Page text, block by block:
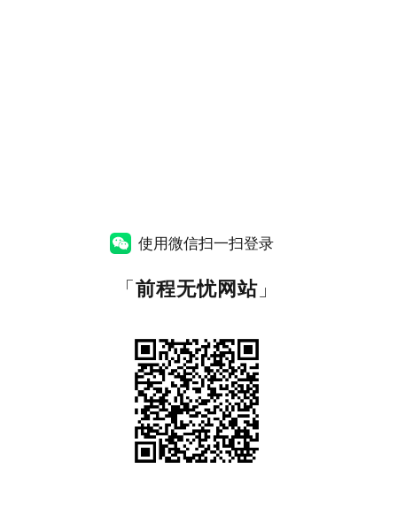
使用微信扫一扫登录
「前程无忧网站」